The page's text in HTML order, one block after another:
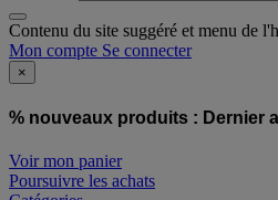
Contenu du site suggéré et menu de
Mon compte Se connecter
×
% nouveaux produits : Dernier
Voir mon panier
Poursuivre les achats